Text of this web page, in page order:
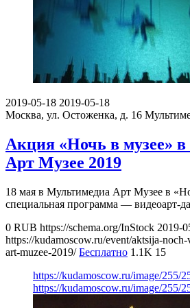
2019-05-18 2019-05-18
Москва, ул. Остоженка, д. 16
Акция «Ночь в музее»
Арт Музее 2019
18 мая в Мультимедиа Арт Музее в
специальная программа —
0 RUB https://schema.org/InStock 2019-
https://kudamoscow.ru/event/aktsija-
art-muzee-2019/ Бесплатно 1.1K 15
https://kudamoscow.ru/image/255/
https://kudamoscow.ru/image/255/